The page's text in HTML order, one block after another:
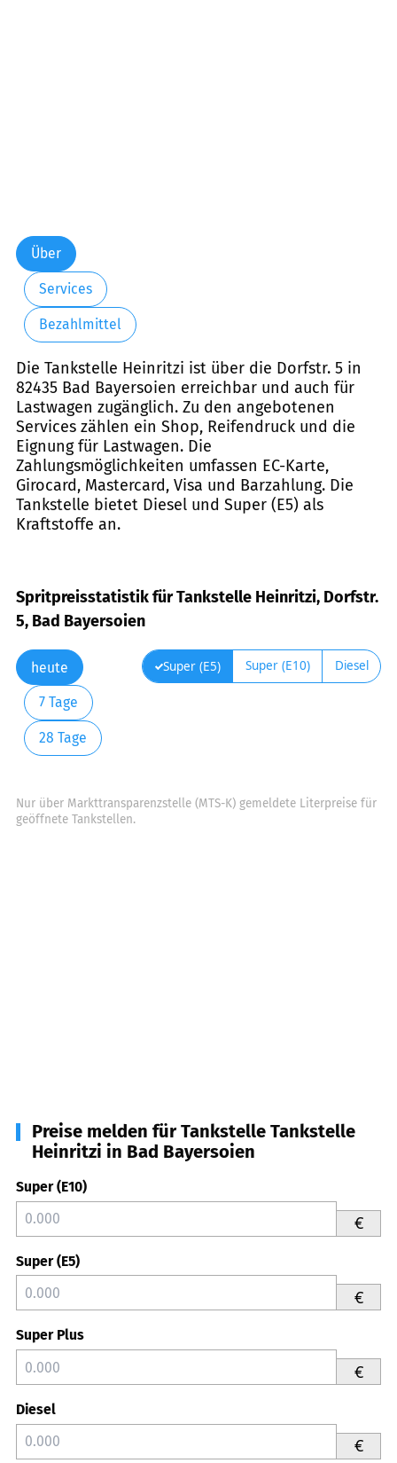
Über
Services
Bezahlmittel
Die Tankstelle Heinritzi ist über die Dorfstr. 5 in
82435 Bad Bayersoien erreichbar und auch für
Lastwagen zugänglich. Zu den angebotenen
Services zählen ein Shop, Reifendruck und die
Eignung für Lastwagen. Die
Zahlungsmöglichkeiten umfassen EC-Karte,
Girocard, Mastercard, Visa und Barzahlung. Die
Tankstelle bietet Diesel und Super (E5) als
Kraftstoffe an.
Spritpreisstatistik für Tankstelle Heinritzi, Dorfstr.
5, Bad Bayersoien
heute
7 Tage
28 Tage
Super (E5) Super (E10) Diesel
Nur über Markttransparenzstelle (MTS-K) gemeldete Literpreise für
geöffnete Tankstellen.
Preise melden für Tankstelle Tankstelle
Heinritzi in Bad Bayersoien
Super (E10)
€
Super (E5)
€
Super Plus
€
Diesel
€